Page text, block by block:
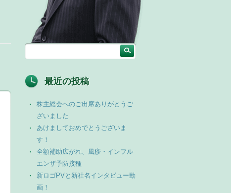
最近の投稿
株主総会へのご出席ありがとうご
ざいました
あけましておめでとうございま
す！
全額補助広がれ、風疹・インフル
エンザ予防接種
新ロゴPVと新社名インタビュー動
画！